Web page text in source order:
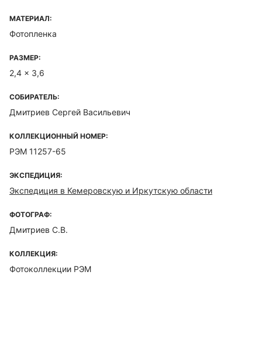
МАТЕРИАЛ:
Фотопленка
РАЗМЕР:
2,4 x 3,6
СОБИРАТЕЛЬ:
Дмитриев Сергей Васильевич
КОЛЛЕКЦИОННЫЙ НОМЕР:
РЭМ 11257-65
ЭКСПЕДИЦИЯ:
Экспедиция в Кемеровскую и Иркутскую области
ФОТОГРАФ:
Дмитриев С.В.
КОЛЛЕКЦИЯ:
Фотоколлекции РЭМ